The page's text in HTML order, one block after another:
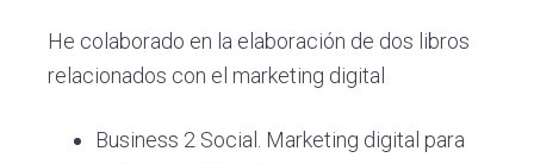
He colaborado en la elaboración de dos libros
relacionados con el marketing digital
Business 2 Social. Marketing digital para